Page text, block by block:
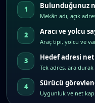
Bulunduğunuz
Mekân adı, açık
Aracı ve yolcu
Araç tipi, yolcu ve
Hedef adresi
Tek adres, ara durak
Sürücü
Uygunluk ve net